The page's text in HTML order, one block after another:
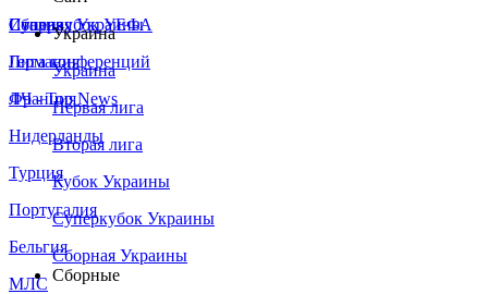
Сборная Украины
Италия
Германия
Франция
Нидерланды
Турция
Португалия
Бельгия
МЛС
Суперкубок УЕФА
Лига конференций
ЛЧ - Top News
Украина
Украина
Первая лига
Вторая лига
Кубок Украины
Суперкубок Украины
Сборная Украины
Сборные